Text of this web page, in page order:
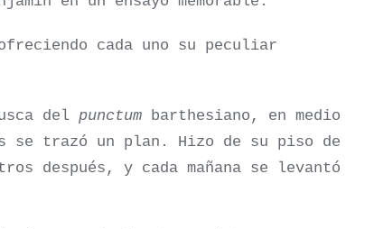
cada uno su peculiar
del punctum barthesiano, en medio
se trazó un plan. Hizo de su piso de
después, y cada mañana se levantó